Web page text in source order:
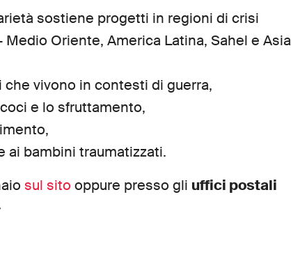
sostiene progetti in regioni di crisi
Oriente, America Latina, Sahel e Asia
che vivono in contesti di guerra,
e lo sfruttamento,
ai bambini traumatizzati.
sul sito oppure presso gli uffici postali